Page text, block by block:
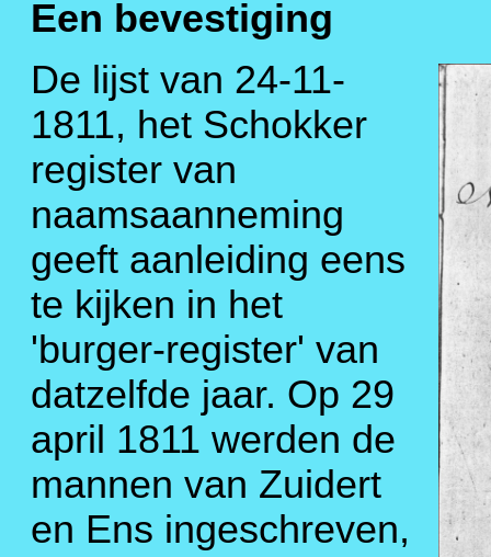
Een bevestiging
De lijst van 24-11-
1811, het Schokker
register van
naamsaanneming
geeft aanleiding eens
te kijken in het
'burger-register' van
datzelfde jaar. Op 29
april 1811 werden de
mannen van Zuidert
en Ens ingeschreven,